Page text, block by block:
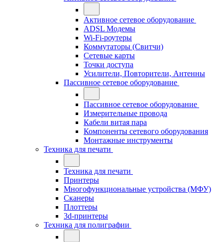
Активное сетевое оборудование
ADSL Модемы
Wi-Fi-роутеры
Коммутаторы (Свитчи)
Сетевые карты
Точки доступа
Усилители, Повторители, Антенны
Пассивное сетевое оборудование
Пассивное сетевое оборудование
Измерительные провода
Кабели витая пара
Компоненты сетевого оборудования
Монтажные инструменты
Техника для печати
Техника для печати
Принтеры
Многофункциональные устройства (МФУ)
Сканеры
Плоттеры
3d-принтеры
Техника для полиграфии